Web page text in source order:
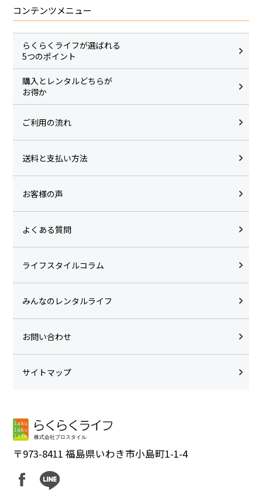
コンテンツメニュー
らくらくライフが選ばれる
5つのポイント
購入とレンタルどちらが
お得か
ご利用の流れ
送料と支払い方法
お客様の声
よくある質問
ライフスタイルコラム
みんなのレンタルライフ
お問い合わせ
サイトマップ
〒973-8411 福島県いわき市小島町1-1-4